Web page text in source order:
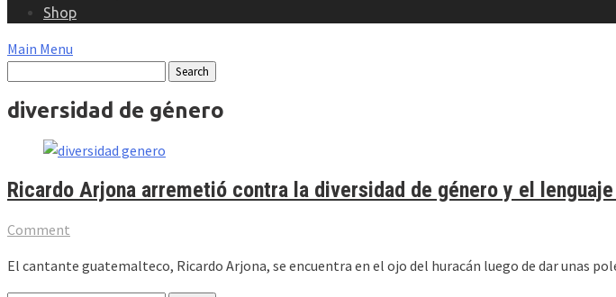
Shop
Main Menu
diversidad de género
Ricardo Arjona arremetió contra la diversidad de género y el
Comment
El cantante guatemalteco, Ricardo Arjona, se encuentra en el ojo del huracán luego de dar unas